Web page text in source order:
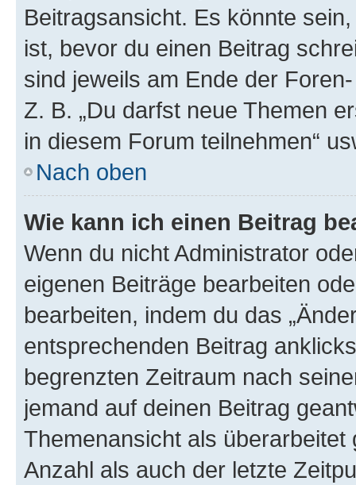
Beitragsansicht. Es könnte
ist, bevor du einen Beitrag
sind jeweils am Ende der
Z. B. „Du darfst neue Themen
in diesem Forum teilnehmen“
Nach oben
Wie kann ich einen Beitrag
Wenn du nicht Administrator
eigenen Beiträge bearbeiten
bearbeiten, indem du das
entsprechenden Beitrag
begrenzten Zeitraum nach
jemand auf deinen Beitrag
Themenansicht als
Anzahl als auch der letzte